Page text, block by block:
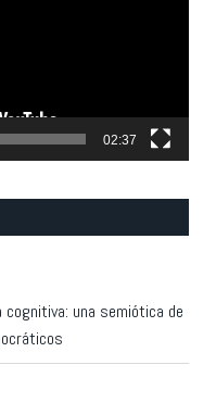
02:37
cognitiva: una semiótica de